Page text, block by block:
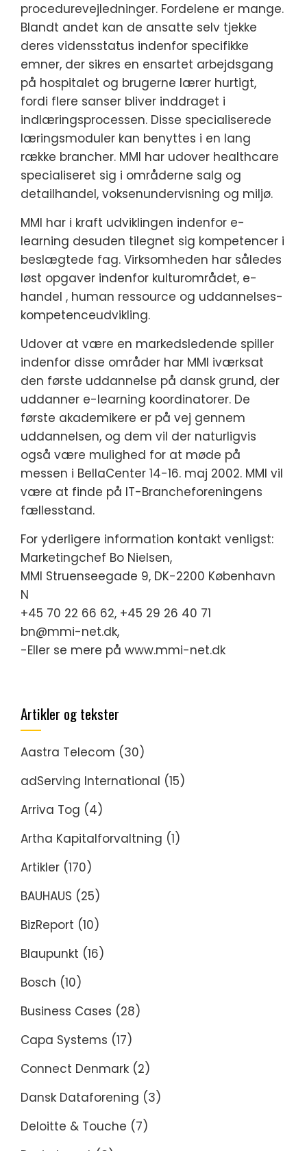
procedurevejledninger. Fordelene er mange.
Blandt andet kan de ansatte selv tjekke
deres vidensstatus indenfor specifikke
emner, der sikres en ensartet arbejdsgang
på hospitalet og brugerne lærer hurtigt,
fordi flere sanser bliver inddraget i
indlæringsprocessen. Disse specialiserede
læringsmoduler kan benyttes i en lang
række brancher. MMI har udover healthcare
specialiseret sig i områderne salg og
detailhandel, voksenundervisning og miljø.
MMI har i kraft udviklingen indenfor e-
learning desuden tilegnet sig kompetencer i
beslægtede fag. Virksomheden har således
løst opgaver indenfor kulturområdet, e-
handel , human ressource og uddannelses-
kompetenceudvikling.
Udover at være en markedsledende spiller
indenfor disse områder har MMI iværksat
den første uddannelse på dansk grund, der
uddanner e-learning koordinatorer. De
første akademikere er på vej gennem
uddannelsen, og dem vil der naturligvis
også være mulighed for at møde på
messen i BellaCenter 14-16. maj 2002. MMI vil
være at finde på IT-Brancheforeningens
fællesstand.
For yderligere information kontakt venligst:
Marketingchef Bo Nielsen,
MMI Struenseegade 9, DK-2200 København
N
+45 70 22 66 62, +45 29 26 40 71
bn@mmi-net.dk,
-Eller se mere på www.mmi-net.dk
Artikler og tekster
Aastra Telecom (30)
adServing International (15)
Arriva Tog (4)
Artha Kapitalforvaltning (1)
Artikler (170)
BAUHAUS (25)
BizReport (10)
Blaupunkt (16)
Bosch (10)
Business Cases (28)
Capa Systems (17)
Connect Denmark (2)
Dansk Dataforening (3)
Deloitte & Touche (7)